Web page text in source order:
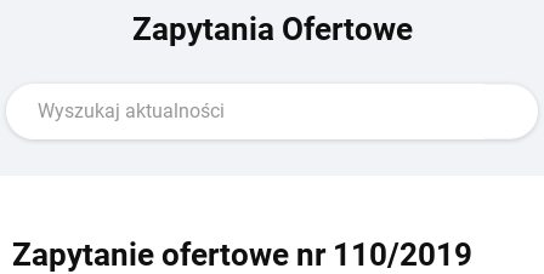
Zapytania Ofertowe
Zapytanie ofertowe nr 110/2019